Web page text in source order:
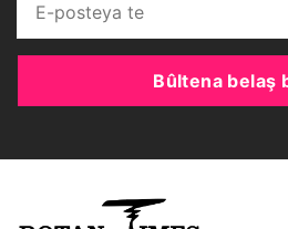
Bûltena belaş